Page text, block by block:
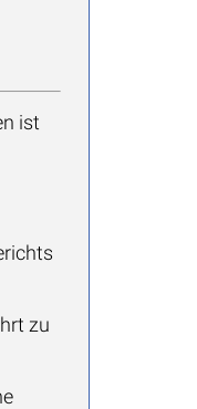
ist
zu